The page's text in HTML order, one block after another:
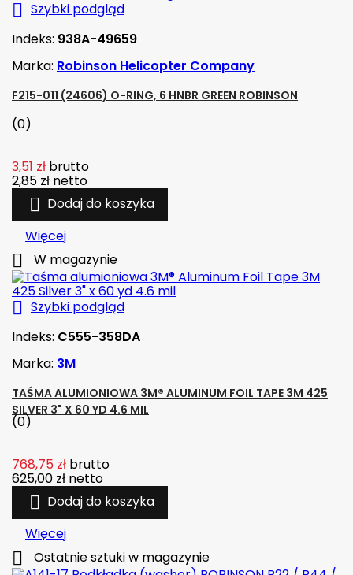
 Szybki podgląd
Indeks: 938A-49659
Marka: Robinson Helicopter Company
F215-011 (24606) O-RING, 6 HNBR GREEN ROBINSON
(0)
3,51 zł brutto
2,85 zł netto
 Dodaj do koszyka
Więcej
 W magazynie
 Szybki podgląd
Indeks: C555-358DA
Marka: 3M
TAŚMA ALUMIONIOWA 3M® ALUMINUM FOIL TAPE 3M 425
SILVER 3" X 60 YD 4.6 MIL
(0)
768,75 zł brutto
625,00 zł netto
 Dodaj do koszyka
Więcej
 Ostatnie sztuki w magazynie